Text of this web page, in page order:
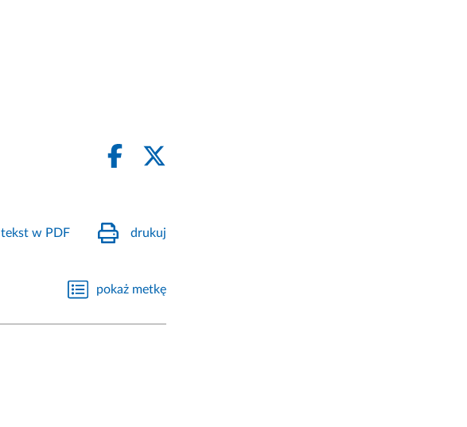
tekst w PDF drukuj
pokaż metkę